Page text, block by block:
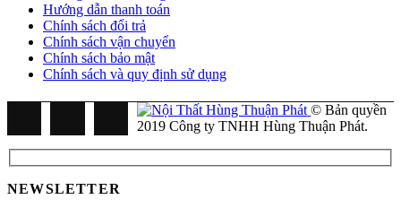
Hướng dẫn thanh toán
Chính sách đổi trả
Chính sách vận chuyển
Chính sách bảo mật
Chính sách và quy định sử dụng
© Bản quyền
2019 Công ty TNHH Hùng Thuận Phát.
NEWSLETTER